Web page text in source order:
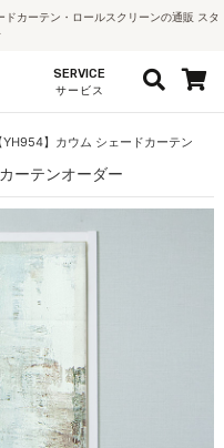
カーテン・ロールスクリーンの通販 スタ
SERVICE
サービス
】カウム シェードカーテン
ーテンオーダー